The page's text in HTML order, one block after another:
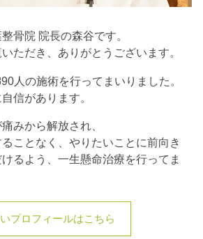
骨院 院長の森谷です。
ただき、ありがとうございます。
人の施術を行ってまいりました。
信があります。
みから解放され、
ことなく、やりたいことに前向き
るよう、一生懸命治療を行ってま
プロフィールはこちら